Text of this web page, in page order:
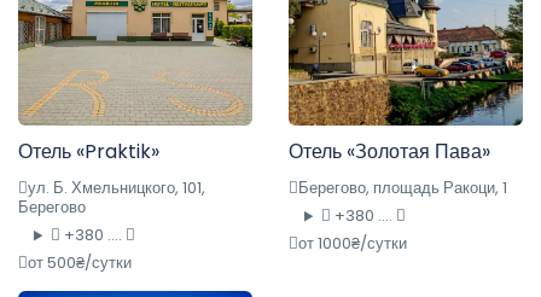
Отель «Praktik»
ул. Б. Хмельницкого, 101,
Берегово
+380 ....
от 500₴/сутки
Отель «Золотая Пава»
Берегово, площадь Ракоци, 1
+380 ....
от 1000₴/сутки